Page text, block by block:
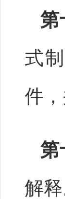
第
式
件
第
解释